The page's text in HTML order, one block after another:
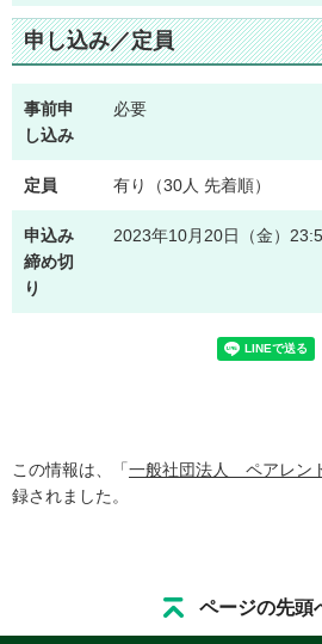
申し込み／定員
事前申
し込み
必要
定員 有り（30人 先着順）
申込み
締め切
り
2023年10月20日（金）
この情報は、「一般社団法人 ペアレン
録されました。
ページの先頭